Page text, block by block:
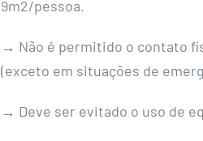
9m2/pessoa.
→ Não é permitido o contato
(exceto em situações de
→ Deve ser evitado o uso de